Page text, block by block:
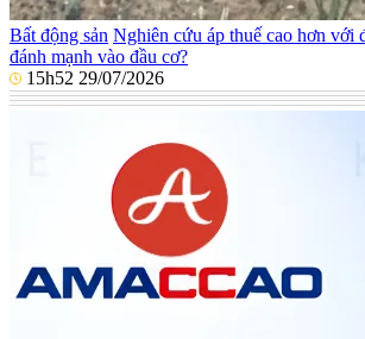
Bất động sản Nghiên cứu áp thuế cao hơn với
đánh mạnh vào đầu cơ?
15h52 29/07/2026